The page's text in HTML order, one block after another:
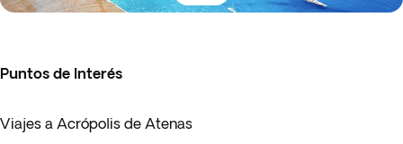
Puntos de Interés
Viajes a Acrópolis de Atenas